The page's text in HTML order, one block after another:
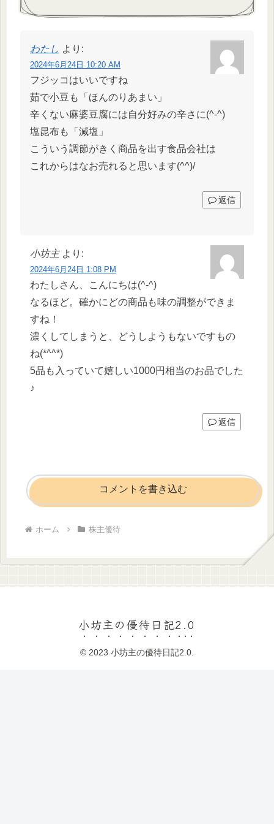
わたし より:
2024年6月24日 10:20 AM
フジッコはいいですね
茹で小豆も「ほんのりあまい」
辛くない麻婆豆腐には自分好みの辛さに(^-^)
塩昆布も「減塩」
こういう調節がきく商品を出す食品会社は
これからはなお売れると思います(^^)/
返信
小坊主 より:
2024年6月24日 1:08 PM
わたしさん、こんにちは(^-^)
なるほど。確かにどの商品も味の調整ができま
すね！
濃くしてしまうと、どうしようもないですもの
ね(*^^*)
5品も入っていて嬉しい1000円相当のお品でした
♪
返信
コメントを書き込む
ホーム 株主優待
小坊主の優待日記2.0
© 2023 小坊主の優待日記2.0.